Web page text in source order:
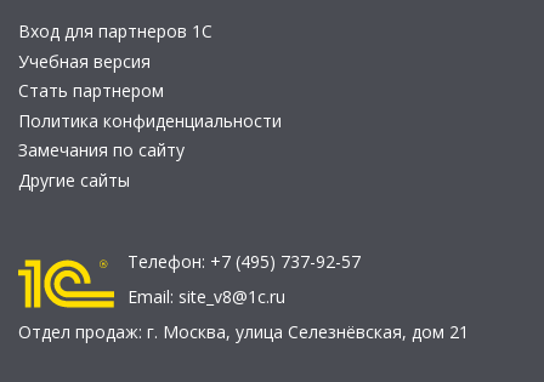
Вход для партнеров 1С
Учебная версия
Стать партнером
Политика конфиденциальности
Замечания по сайту
Другие сайты
Телефон: +7 (495) 737-92-57
Email: site_v8@1c.ru
Отдел продаж: г. Москва, улица Селезнёвская, дом 21